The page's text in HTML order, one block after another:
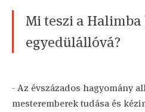
Mi teszi a
egyedülállóvá?
- Az évszázados hagyomány
mesteremberek tudása és